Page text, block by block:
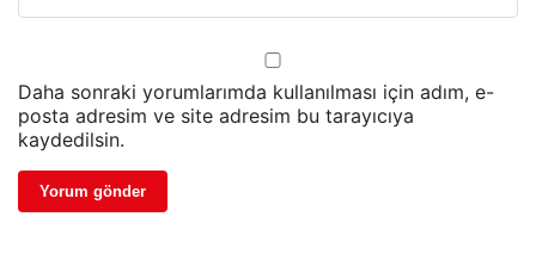
Daha sonraki yorumlarımda kullanılması için adım, e-
posta adresim ve site adresim bu tarayıcıya
kaydedilsin.